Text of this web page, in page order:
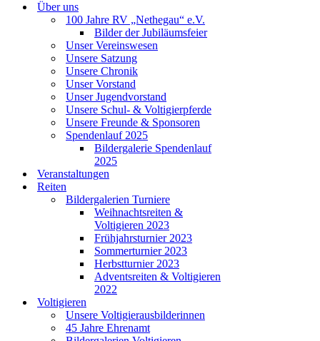
Über uns
100 Jahre RV „Nethegau“ e.V.
Bilder der Jubiläumsfeier
Unser Vereinswesen
Unsere Satzung
Unsere Chronik
Unser Vorstand
Unser Jugendvorstand
Unsere Schul- & Voltigierpferde
Unsere Freunde & Sponsoren
Spendenlauf 2025
Bildergalerie Spendenlauf
2025
Veranstaltungen
Reiten
Bildergalerien Turniere
Weihnachtsreiten &
Voltigieren 2023
Frühjahrsturnier 2023
Sommerturnier 2023
Herbstturnier 2023
Adventsreiten & Voltigieren
2022
Voltigieren
Unsere Voltigierausbilderinnen
45 Jahre Ehrenamt